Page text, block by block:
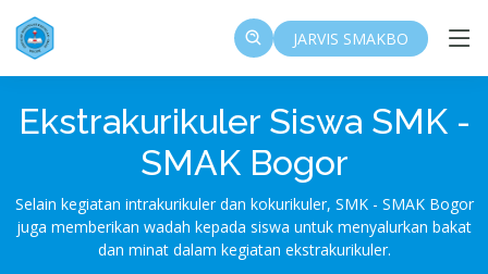
JARVIS SMAKBO
Ekstrakurikuler Siswa SMK -
SMAK Bogor
Selain kegiatan intrakurikuler dan kokurikuler, SMK - SMAK Bogor
juga memberikan wadah kepada siswa untuk menyalurkan bakat
dan minat dalam kegiatan ekstrakurikuler.